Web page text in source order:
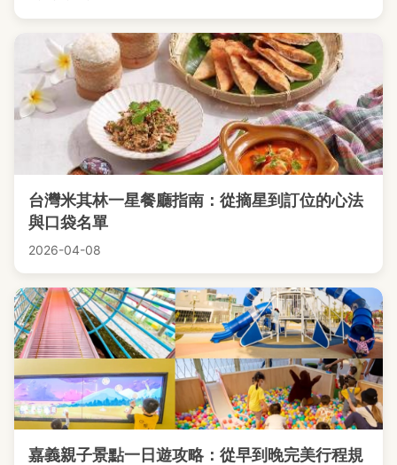
台灣米其林一星餐廳指南：從摘星到訂位的心法
與口袋名單
2026-04-08
嘉義親子景點一日遊攻略：從早到晚完美行程規